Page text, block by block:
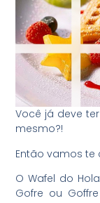
Você já deve
mesmo?!
Então vamos
O Wafel do
Gofre ou